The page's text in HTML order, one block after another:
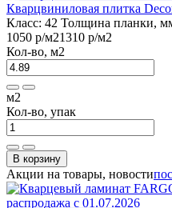
Кварцвиниловая плитка
Класс: 42 Толщина планки,
1050 р/м21310 р/м2
Кол-во, м2
м2
Кол-во, упак
В корзину
Акции на товары, новости